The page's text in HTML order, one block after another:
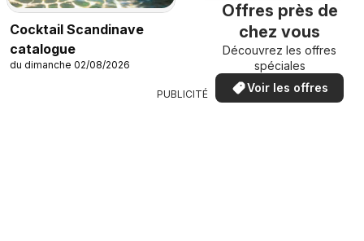
Cocktail Scandinave
catalogue
du dimanche 02/08/2026
Offres près de
chez vous
Découvrez les offres
spéciales
Voir les offres
PUBLICITÉ